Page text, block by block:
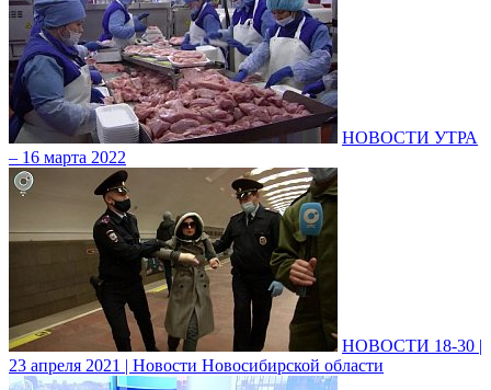
НОВОСТИ УТРА
– 16 марта 2022
НОВОСТИ 18-30 |
23 апреля 2021 | Новости Новосибирской области